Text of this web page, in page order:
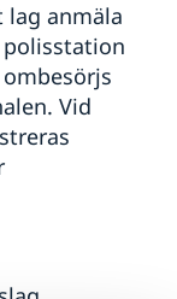
lag anmäla
Vid